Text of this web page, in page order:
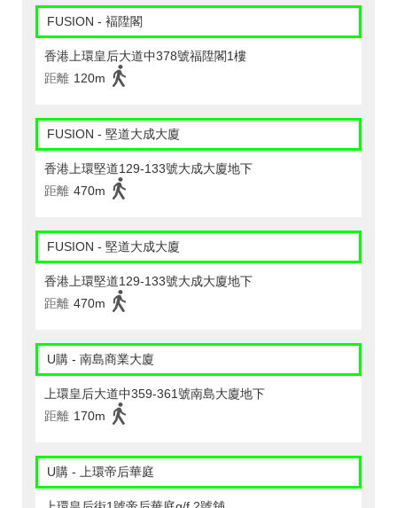
FUSION - 褔陞閣
香港上環皇后大道中378號福陞閣1樓
距離 120m
FUSION - 堅道大成大廈
香港上環堅道129-133號大成大廈地下
距離 470m
FUSION - 堅道大成大廈
香港上環堅道129-133號大成大廈地下
距離 470m
U購 - 南島商業大廈
上環皇后大道中359-361號南島大廈地下
距離 170m
U購 - 上環帝后華庭